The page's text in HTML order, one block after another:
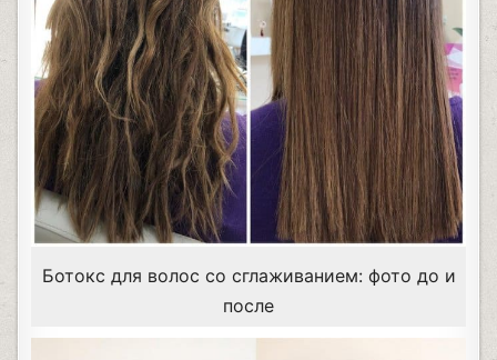
Ботокс для волос со сглаживанием: фото до и
после